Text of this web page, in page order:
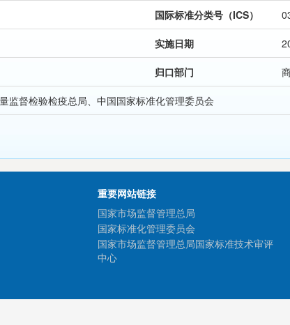
国际标准分类号（ICS）
实施日期
归口部门
监督检验检疫总局、中国国家标准化管理委员会
重要网站链接
国家市场监督管理总局
国家标准化管理委员会
国家市场监督管理总局国家标准技术审评
中心